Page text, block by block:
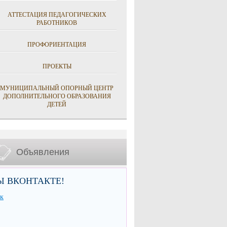
АТТЕСТАЦИЯ ПЕДАГОГИЧЕСКИХ
РАБОТНИКОВ
ПРОФОРИЕНТАЦИЯ
ПРОЕКТЫ
МУНИЦИПАЛЬНЫЙ ОПОРНЫЙ ЦЕНТР
ДОПОЛНИТЕЛЬНОГО ОБРАЗОВАНИЯ
ДЕТЕЙ
Объявления
ВКОНТАКТЕ!